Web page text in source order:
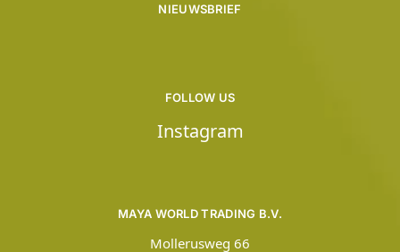
MAYA WORLD TRADING B.V.
Mollerusweg 66
NIEUWSBRIEF
FOLLOW US
Instagram